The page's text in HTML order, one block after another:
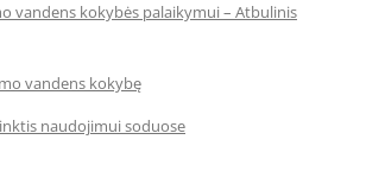
vandens kokybės palaikymui – Atbulinis
vandens kokybę
naudojimui soduose